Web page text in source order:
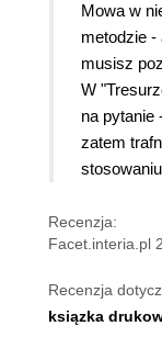
Mowa w
metodzie -
musisz
W
na pytanie
zatem
Recenzja:
Facet.interia.pl
Recenzja
ksiązka